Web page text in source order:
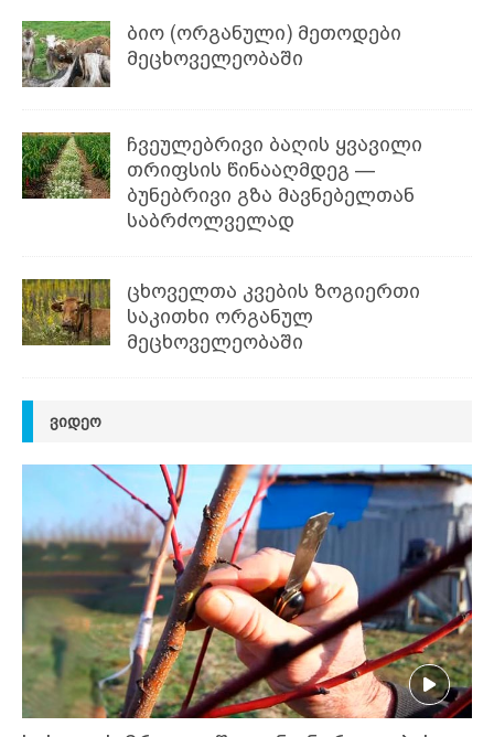
ბიო (ორგანული) მეთოდები
მეცხოველეობაში
ჩვეულებრივი ბაღის ყვავილი
თრიფსის წინააღმდეგ —
ბუნებრივი გზა მავნებელთან
საბრძოლველად
ცხოველთა კვების ზოგიერთი
საკითხი ორგანულ
მეცხოველეობაში
ᲕᲘᲓᲔᲝ